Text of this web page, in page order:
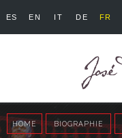
ES EN IT DE FR
HOME BIOGRAPHIE